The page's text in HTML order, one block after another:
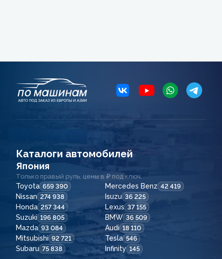
Каталоги автомобилей
Япония
Только правый руль, цены в ₽ под ключ.
Toyota 659 390 Mercedes Benz 42 419
Nissan 274 938 Isuzu 36 225
Honda 257 344 Lexus 37 155
Suzuki 196 805 BMW 36 509
Mazda 93 084 Audi 18 110
Mitsubishi 92 721 Tesla 546
Subaru 75 838 Infinity 145